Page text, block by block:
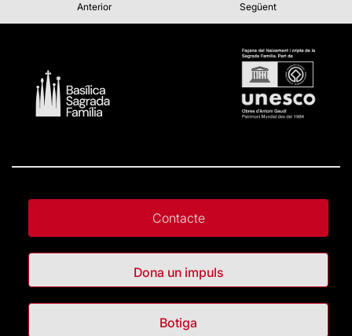
Anterior Següent
Contacte
Dona un impuls
Botiga